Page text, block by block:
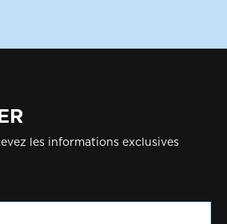
les informations exclusives